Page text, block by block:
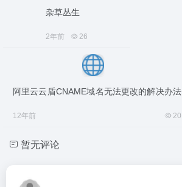
杂草丛生
2年前 26
阿里云云盾CNAME域名无法更改的解决办法
12年前 20
暂无评论